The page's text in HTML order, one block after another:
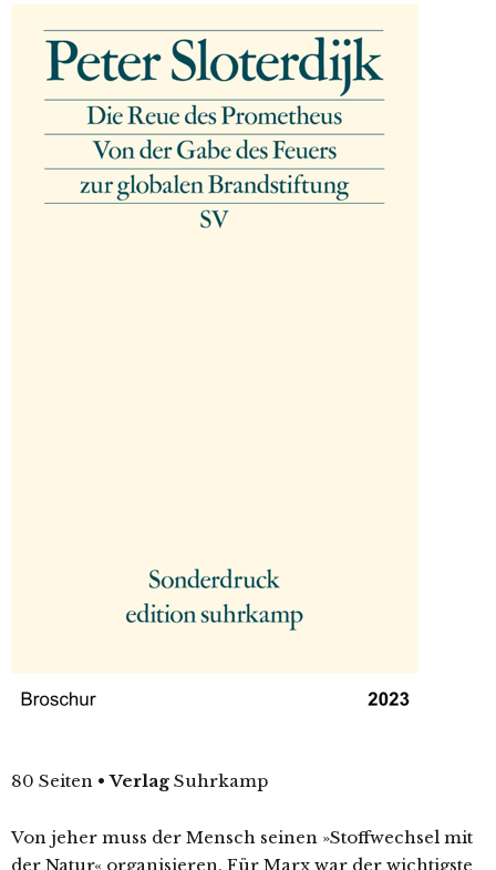
80 Seiten • Verlag Suhrkamp
Von jeher muss der Mensch seinen »Stoffwechsel mit
der Natur« organisieren. Für Marx war der wichtigste